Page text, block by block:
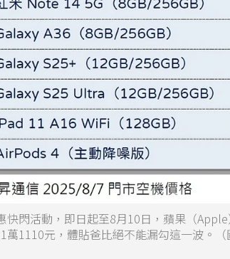
快閃活動，即日起至8月10日，蘋果（
萬1110元，體貼爸比絕不能漏勾這一波。（